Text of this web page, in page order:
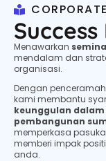
Menawarkan
mendalam dan
organisasi.
Dengan
kami membantu
keunggulan
pembangunan
memperkasa
memberi impak
anda.